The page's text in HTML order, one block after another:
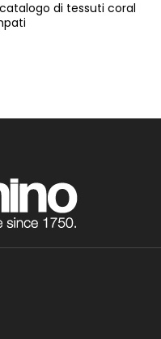
di tessuti coral